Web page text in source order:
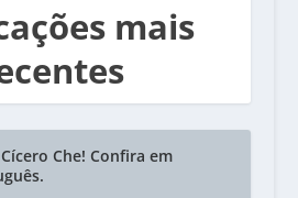
mais
Che! Confira em